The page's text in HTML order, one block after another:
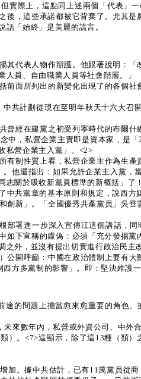
際上，這點同上述兩個「代表」
，這些承諾都被它背棄了。尤其
「始終」是美麗的謊言。
代表人物作辯護。他跟著說明：
員、自由職業人員等社會階層。」
面所列出的新變化出現了的各個
共計劃從現在至明年秋天十六大召
經在建黨之初受列寧時代的布爾
，私營企業主實即是資本家，是
私營企業主入黨」。<2>
制性質上看，私營企業主作為生
他還指出：如果允許企業主入黨，
志關於吸收新黨員標準的新概括」了
共黨章的基本原則和規定，說西方
新」。「全國優秀共產黨員」吳
署進一步深入宣傳江這個講話，
下宣稱的虛偽：必須「充分發揚
外，並沒有提出切實進行政治民主
開呼籲：中國在政治體制上要有
方多黨制的影響」。即：堅決維護
的問題上擔當愈來愈重要的角色
來數年內，私營或外資公司、中外
。<7>這顯示，除了這13種（類
。據中共估計，已有11萬黨員從